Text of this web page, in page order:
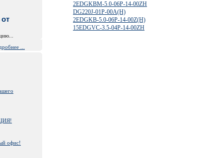
...
офис!
2EDGKBM-5.0-06P-14-00ZH
DG220J-01P-00A(H)
2EDGKB-5.0-06P-14-00Z(H)
15EDGVC-3.5-04P-14-00ZH